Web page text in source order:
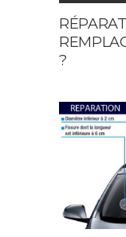
This
field
should
left
blank
?